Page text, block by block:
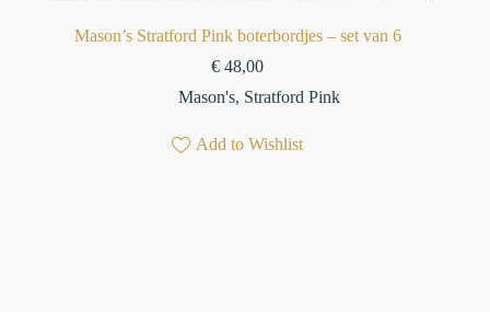
Mason’s Stratford Pink boterbordjes – set van 6⁠
€ 48,00
Mason's, Stratford Pink
Add to Wishlist